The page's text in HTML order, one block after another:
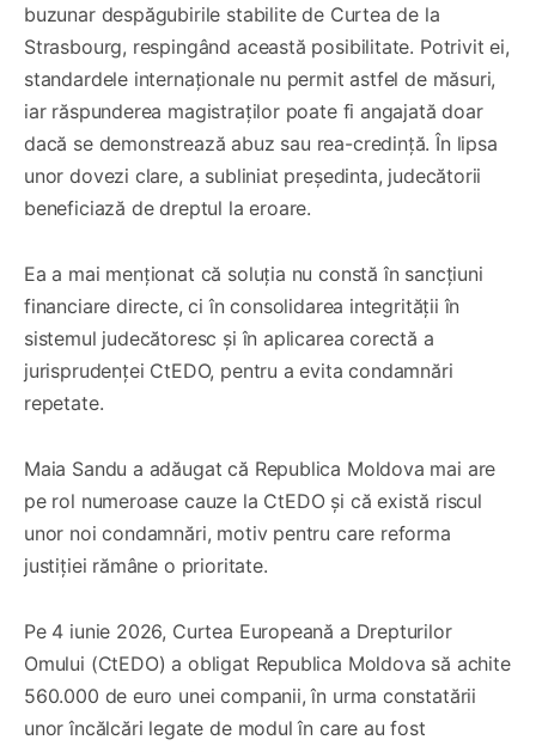
buzunar despăgubirile stabilite de Curtea de la
Strasbourg, respingând această posibilitate. Potrivit ei,
standardele internaționale nu permit astfel de măsuri,
iar răspunderea magistraților poate fi angajată doar
dacă se demonstrează abuz sau rea-credință. În lipsa
unor dovezi clare, a subliniat președinta, judecătorii
beneficiază de dreptul la eroare.
Ea a mai menționat că soluția nu constă în sancțiuni
financiare directe, ci în consolidarea integrității în
sistemul judecătoresc și în aplicarea corectă a
jurisprudenței CtEDO, pentru a evita condamnări
repetate.
Maia Sandu a adăugat că Republica Moldova mai are
pe rol numeroase cauze la CtEDO și că există riscul
unor noi condamnări, motiv pentru care reforma
justiției rămâne o prioritate.
Pe 4 iunie 2026, Curtea Europeană a Drepturilor
Omului (CtEDO) a obligat Republica Moldova să achite
560.000 de euro unei companii, în urma constatării
unor încălcări legate de modul în care au fost